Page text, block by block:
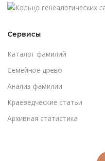
Сервисы
Каталог фамилий
Cемейное древо
Анализ фамилии
Краеведческие статьи
Архивная статистика